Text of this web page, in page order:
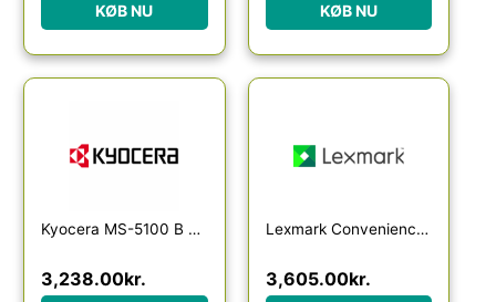
KØB NU KØB NU
Kyocera MS-5100 B – stapler
3,238.00kr.
Lexmark Convenience Stapler
3,605.00kr.